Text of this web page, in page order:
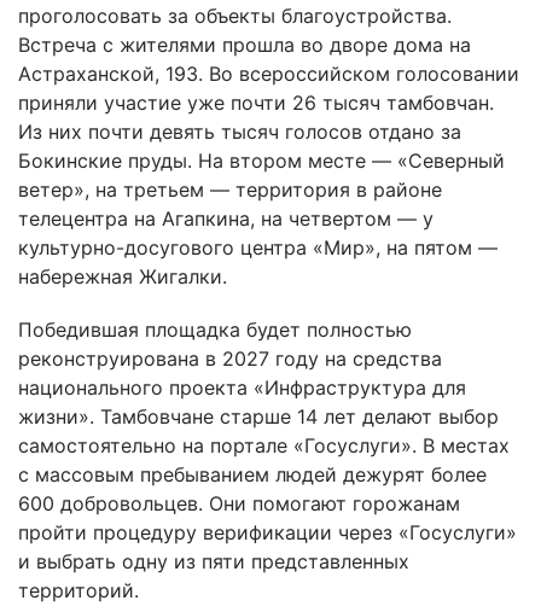
проголосовать за объекты благоустройства.
Встреча с жителями прошла во дворе дома на
Астраханской, 193. Во всероссийском голосовании
приняли участие уже почти 26 тысяч тамбовчан.
Из них почти девять тысяч голосов отдано за
Бокинские пруды. На втором месте — «Северный
ветер», на третьем — территория в районе
телецентра на Агапкина, на четвертом — у
культурно-досугового центра «Мир», на пятом —
набережная Жигалки.
Победившая площадка будет полностью
реконструирована в 2027 году на средства
национального проекта «Инфраструктура для
жизни». Тамбовчане старше 14 лет делают выбор
самостоятельно на портале «Госуслуги». В местах
с массовым пребыванием людей дежурят более
600 добровольцев. Они помогают горожанам
пройти процедуру верификации через «Госуслуги»
и выбрать одну из пяти представленных
территорий.